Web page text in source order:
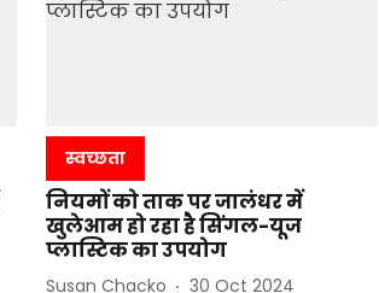
स्वच्छता
नियमों को ताक पर जालंधर में
खुलेआम हो रहा है सिंगल-यूज
प्लास्टिक का उपयोग
Susan Chacko 30 Oct 2024